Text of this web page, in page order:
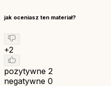
jak oceniasz ten materiał?
+2
pozytywne 2
negatywne 0